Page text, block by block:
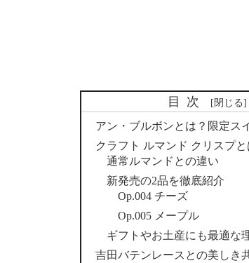
目次
アン・ブルボンとは？限定ス
クラフト ルマンド クリスプと
通常ルマンドとの違い
新発売の2品を徹底紹介
Op.004 チーズ
Op.005 メープル
ギフトやお土産にも最適な
吉田バテンレースとの美しき